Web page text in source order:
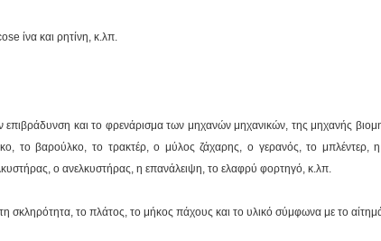
ίνα και ρητίνη, κ.λπ.
επιβράδυνση και το φρενάρισμα των μηχανών μηχανικών, της μηχανής
το βαρούλκο, το τρακτέρ, ο μύλος ζάχαρης, ο γερανός, το μπλέντερ, η
ο ανελκυστήρας, η επανάλειψη, το ελαφρύ φορτηγό, κ.λπ.
σκληρότητα, το πλάτος, το μήκος πάχους και το υλικό σύμφωνα με το